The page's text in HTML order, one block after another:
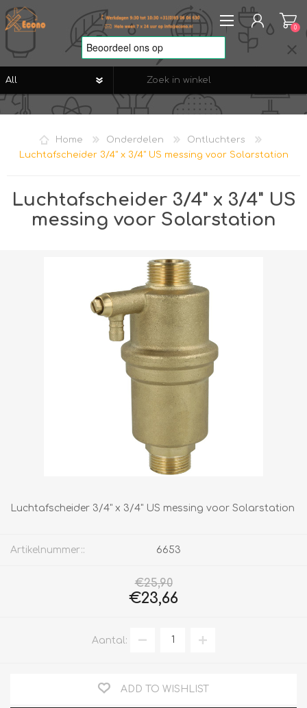
REGISTREREN
VERLANGLIJST
0
Home Onderdelen
Ontluchters
Luchtafscheider 3/4" x 3/4" US messing voor Solarstation
Luchtafscheider 3/4" x 3/4" US
messing voor Solarstation
Luchtafscheider 3/4" x 3/4" US messing voor Solarstation
Artikelnummer:: 6653
€25,90
€23,66
Aantal:
ADD TO WISHLIST